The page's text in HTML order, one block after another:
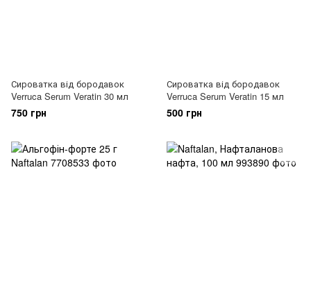
Сироватка від бородавок
Verruca Serum Veratin 30 мл
750 грн
Сироватка від бородавок
Verruca Serum Veratin 15 мл
500 грн